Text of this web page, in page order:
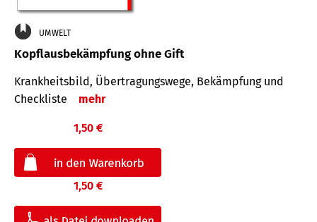
UMWELT
Kopflausbekämpfung ohne Gift
Krankheits­bild, Übertra­gungs­wege, Bekämpfung und
Check­liste
mehr
1,50 €
1,50 €